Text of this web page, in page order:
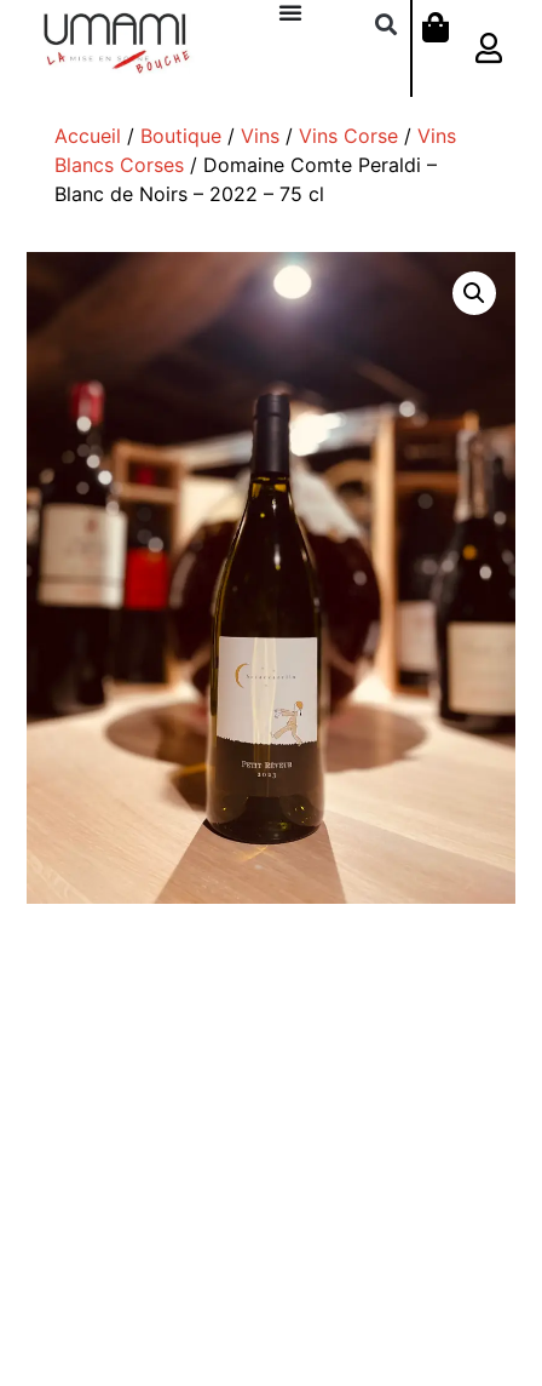
Accueil / Boutique/ Vins/ Vins Corse/ Vins
Blancs Corses/ Domaine Comte Peraldi –
Blanc de Noirs – 2022 – 75 cl